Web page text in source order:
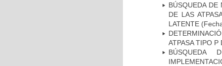
BÚSQUEDA DE
DE LAS
LATENTE
ATPASA TIPO
BÚSQUEDA